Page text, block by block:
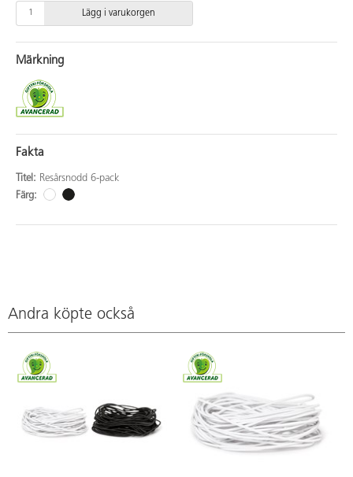
Lägg i varukorgen
Märkning
Fakta
Titel: Resårsnodd 6-pack
Färg:
Andra köpte också